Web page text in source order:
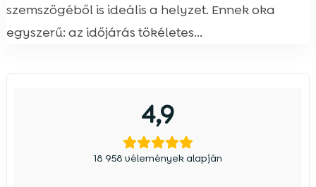
szemszögéből is ideális a helyzet. Ennek oka
egyszerű: az időjárás tökéletes...
4,9
18 958 vélemények alapján